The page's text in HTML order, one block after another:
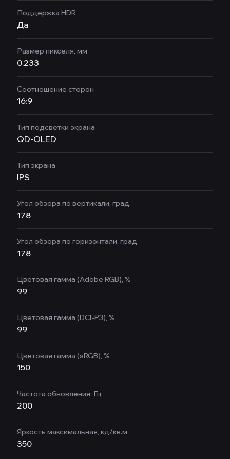
Поддержка HDR
Да
Размер пикселя, мм
0.233
Соотношение сторон
16:9
Тип подсветки экрана
QD-OLED
Тип экрана
IPS
Угол обзора по вертикали, град.
178
Угол обзора по горизонтали, град.
178
Цветовая гамма (Adobe RGB), %
99
Цветовая гамма (DCI-P3), %
99
Цветовая гамма (sRGB), %
150
Частота обновления, Гц
200
Яркость максимальная, кд/кв.м
350